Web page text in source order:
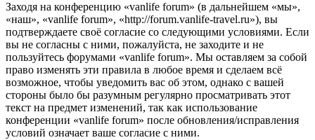
Заходя на конференцию «vanlife forum» (в дальнейшем «мы»,
«наш», «vanlife forum», «http://forum.vanlife-travel.ru»), вы
подтверждаете своё согласие со следующими условиями. Если
вы не согласны с ними, пожалуйста, не заходите и не
пользуйтесь форумами «vanlife forum». Мы оставляем за собой
право изменять эти правила в любое время и сделаем всё
возможное, чтобы уведомить вас об этом, однако с вашей
стороны было бы разумным регулярно просматривать этот
текст на предмет изменений, так как использование
конференции «vanlife forum» после обновления/исправления
условий означает ваше согласие с ними.